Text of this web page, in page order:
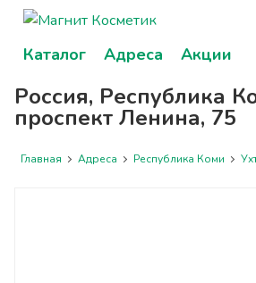
Каталог Адреса Акции
Россия, Республика
проспект Ленина, 75
Главная Адреса Республика Коми